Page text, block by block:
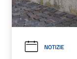
NOTIZIE